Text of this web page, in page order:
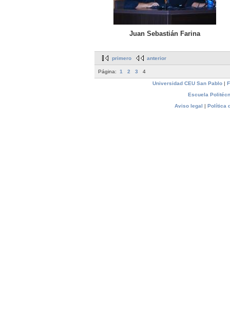
Juan Sebastián Farina
primero anterior
Página: 1 2 3 4
Universidad CEU San Pablo|
Escuela
Aviso legal | Política